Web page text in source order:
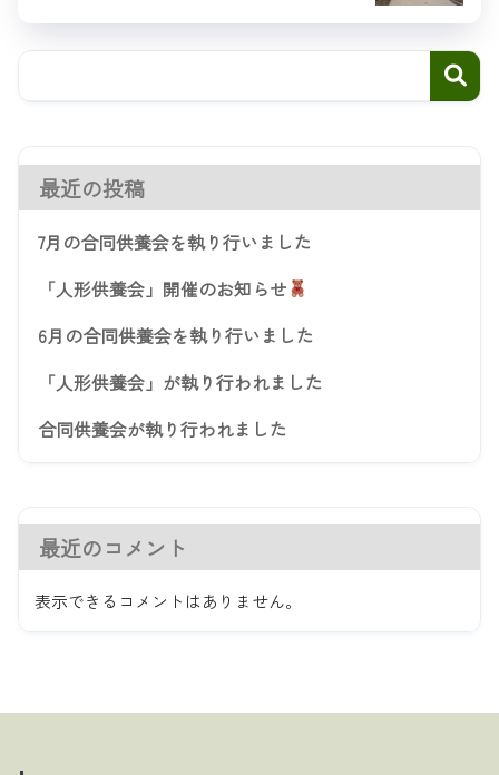
最近の投稿
7月の合同供養会を執り行いました
「人形供養会」開催のお知らせ
6月の合同供養会を執り行いました
「人形供養会」が執り行われました
合同供養会が執り行われました
最近のコメント
表示できるコメントはありません。